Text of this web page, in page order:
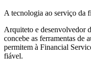
A tecnologia ao serviço da
Arquiteto e desenvolvedor
concebe as ferramentas de
permitem à Financial
fiável.